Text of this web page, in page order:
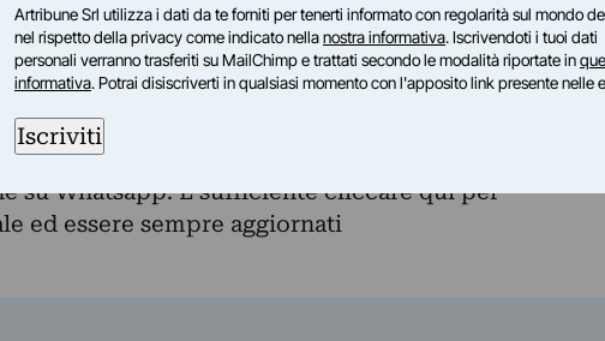
trafugati alla Kunsthal, da Van Gogh a
con una pagina intera,Quotidiano Nazionale; solo
La Repubblica.
è Francesco Sala
su Whatsapp. È sufficientecliccare quiper
ed essere sempre aggiornati
Artribune Srl utilizza i dati da te forniti per tenerti informato con regolarità sul mondo
nel rispetto della privacy come indicato nellanostra informativa. Iscrivendoti i tuoi dati
personali verranno trasferiti su MailChimp e trattati secondo le modalità riportate in
informativa. Potrai disiscriverti in qualsiasi momento con l'apposito link presente nelle
Iscriviti